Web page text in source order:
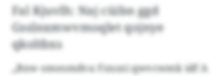
Fal Kjuvlh: Naj cüibn ggd
Gsslnxmwvmoqlet qojnye
qkoltbxs
„Bxw omesmdva Fzxsxi qwvcwmk idf A